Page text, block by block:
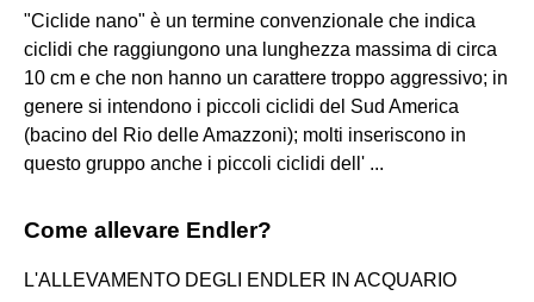
"Ciclide nano" è un termine convenzionale che indica
ciclidi che raggiungono una lunghezza massima di circa
10 cm e che non hanno un carattere troppo aggressivo; in
genere si intendono i piccoli ciclidi del Sud America
(bacino del Rio delle Amazzoni); molti inseriscono in
questo gruppo anche i piccoli ciclidi dell' ...
Come allevare Endler?
L'ALLEVAMENTO DEGLI ENDLER IN ACQUARIO